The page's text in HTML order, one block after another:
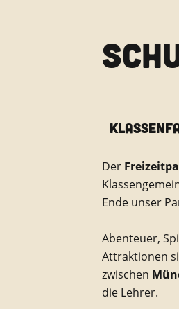
Der
Ende unser
Abenteuer,
Attraktionen
zwischen
die Lehrer.